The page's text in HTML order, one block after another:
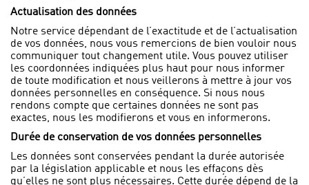
Actualisation des données
Notre service dépendant de l’exactitude et de l’actualisation
de vos données, nous vous remercions de bien vouloir nous
communiquer tout changement utile. Vous pouvez utiliser
les coordonnées indiquées plus haut pour nous informer
de toute modification et nous veillerons à mettre à jour vos
données personnelles en conséquence. Si nous nous
rendons compte que certaines données ne sont pas
exactes, nous les modifierons et vous en informerons.
Durée de conservation de vos données personnelles
Les données sont conservées pendant la durée autorisée
par la législation applicable et nous les effaçons dès
qu’elles ne sont plus nécessaires. Cette durée dépend de la